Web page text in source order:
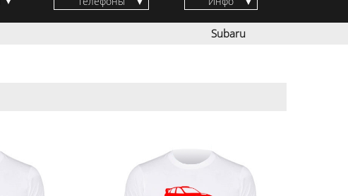
Subaru